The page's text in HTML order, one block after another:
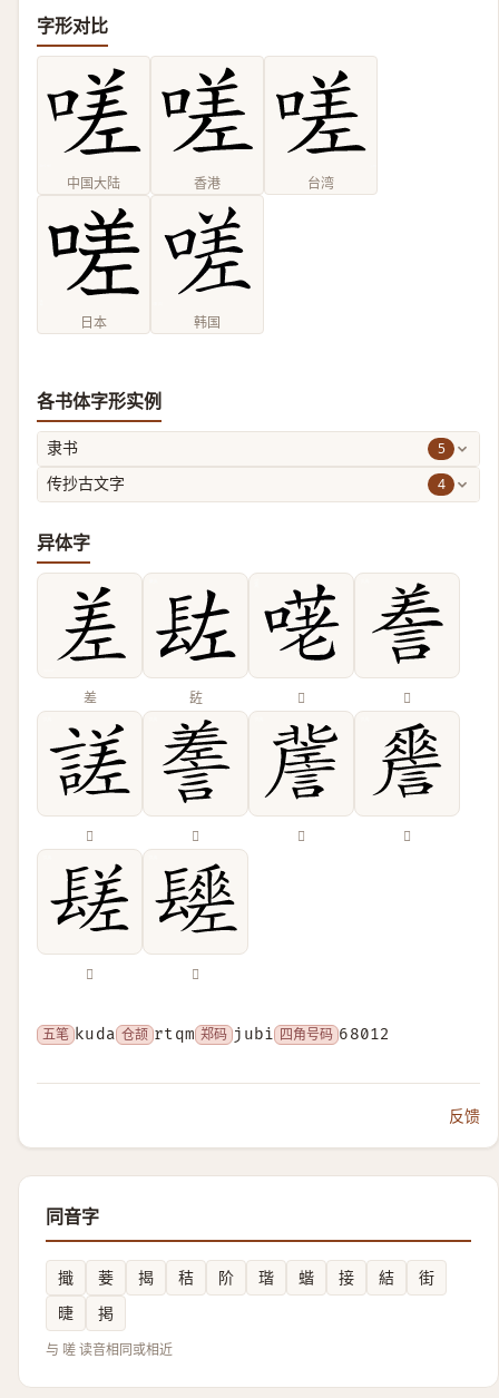
字形对比
中国大陆 香港 台湾
日本 韩国
各书体字形实例
隶书 5
传抄古文字 4
异体字
差 䦈 𠺜 𧨁
𧪘 𧪰 𧫯 𧬑
𨲠 𨲻
五笔 kuda 仓颉 rtqm 郑码 jubi 四角号码 68012
反馈
同音字
擑 菨 揭 秸 阶 瑎 蝔 接 結
街
㫸
掲
与 嗟 读音相同或相近